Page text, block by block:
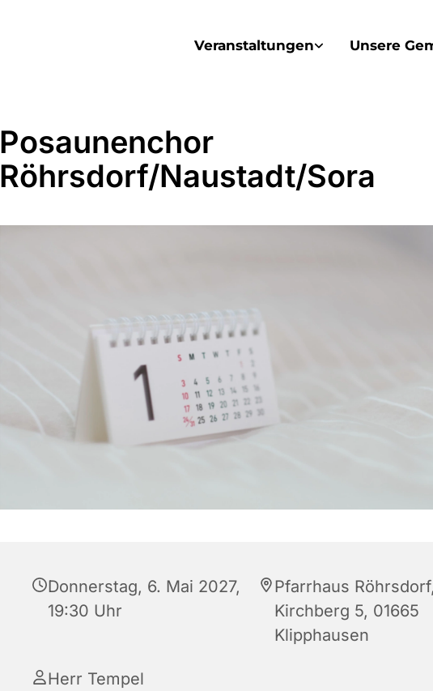
Veranstaltungen Unsere
Posaunenchor
Röhrsdorf/Naustadt/Sora
Donnerstag, 6. Mai 2027,
19:30 Uhr
Pfarrhaus
Kirchberg 5, 01665
Klipphausen
Herr Tempel